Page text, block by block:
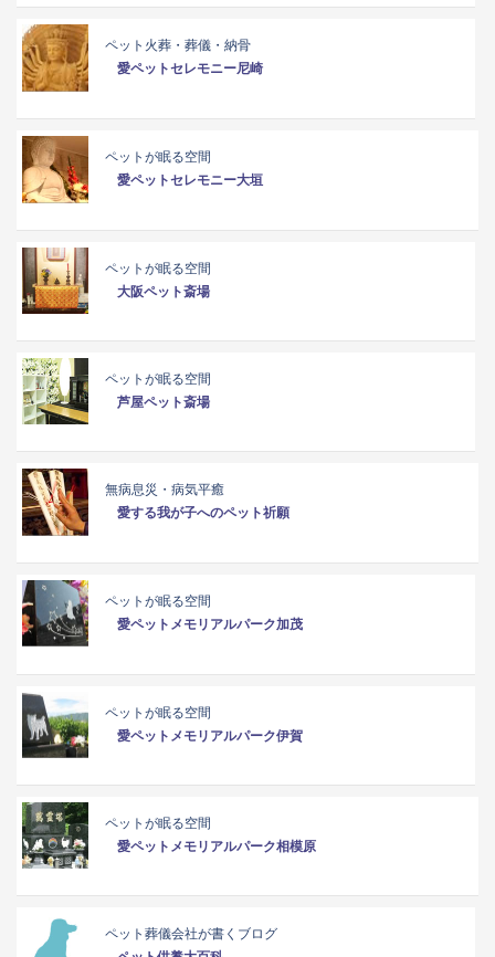
ペット火葬・葬儀・納骨
愛ペットセレモニー尼崎
ペットが眠る空間
愛ペットセレモニー大垣
ペットが眠る空間
大阪ペット斎場
ペットが眠る空間
芦屋ペット斎場
無病息災・病気平癒
愛する我が子へのペット祈願
ペットが眠る空間
愛ペットメモリアルパーク加茂
ペットが眠る空間
愛ペットメモリアルパーク伊賀
ペットが眠る空間
愛ペットメモリアルパーク相模原
ペット葬儀会社が書くブログ